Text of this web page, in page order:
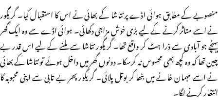
منصوبے کے مطابق ہوائی اڈے پر نتاشا کے بھائی نے اس کا استقبال کیا۔ گریگور
نے اسے متاثر کرنے کے لیے بڑی خوش مزاجی دکھائی۔ ہوائی اڈے سے وہ ایک گھر
پہنچے جو آبادی سے ذرا ہٹ کر واقع تھا۔ گریگور نتاشا سے ملنے کے لیے اس قدر بے
چین تھا کہ وہ کچھ بھی محسوس نہ کرسکا۔ دونوں گھر میں داخل ہوئے تو نتاشا کے بھائی
نے اسے مہمان خانے میں بٹھا کر بوتل پلائی۔ گریگور پھر بے تابی سے اپنی محبوبہ کا
انتظار کرنے لگا۔